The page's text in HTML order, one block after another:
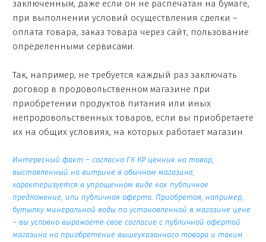
заключенным, даже если он не распечатан на бумаге,
при выполнении условий осуществления сделки –
оплата товара, заказ товара через сайт, пользование
определенными сервисами.
Так, например, не требуется каждый раз заключать
договор в продовольственном магазине при
приобретении продуктов питания или иных
непродовольственных товаров, если вы приобретаете
их на общих условиях, на которых работает магазин.
Интересный факт – согласно ГК КР ценник на товар,
выставленный на витрине в обычном магазине,
характеризуется в упрощенном виде как публичное
предложение, или публичная оферта. Приобретая, например,
бутылку минеральной воды по установленной в магазине цене
– вы условно выражаете свое согласие с публичной офертой
магазина на приобретение вышеуказанного товара и таким